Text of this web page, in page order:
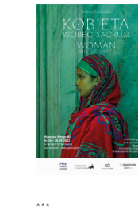
***